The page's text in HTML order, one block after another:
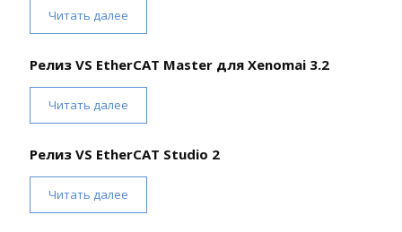
Читать далее
Релиз VS EtherCAT Master для Xenomai 3.2
Читать далее
Релиз VS EtherCAT Studio 2
Читать далее